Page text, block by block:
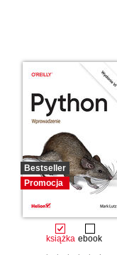
Bestseller
Promocja
książka ebook